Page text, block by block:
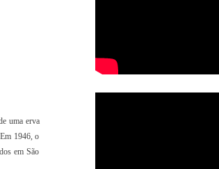
uma erva
1946, o
em São